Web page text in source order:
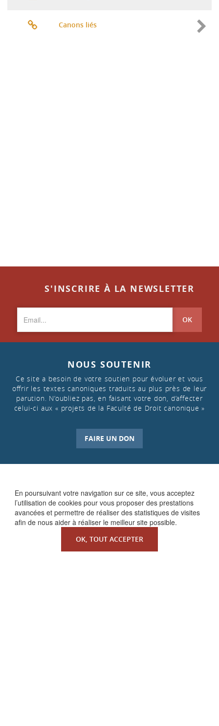
En poursuivant votre navigation sur ce site, vous acceptez
l’utilisation de cookies pour vous proposer des prestations
avancées et permettre de réaliser des statistiques de visites
afin de nous aider à réaliser le meilleur site possible.
OK, TOUT ACCEPTER
Canons liés
S'INSCRIRE À LA NEWSLETTER
OK
NOUS SOUTENIR
Ce site a besoin de votre soutien pour évoluer et vous
offrir les textes canoniques traduits au plus près de leur
parution. N’oubliez pas, en faisant votre don, d’affecter
celui-ci aux « projets de la Faculté de Droit canonique »
FAIRE UN DON